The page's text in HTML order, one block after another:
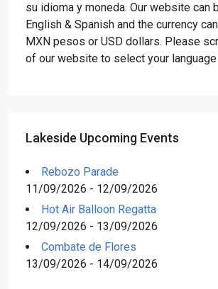
su idioma y moneda. Our website can
English & Spanish and the currency
MXN pesos or USD dollars. Please
of our website to select your language
Lakeside Upcoming Events
Rebozo Parade
11/09/2026 - 12/09/2026
Hot Air Balloon Regatta
12/09/2026 - 13/09/2026
Combate de Flores
13/09/2026 - 14/09/2026